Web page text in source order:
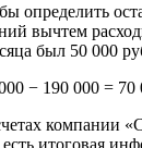
определить
вычтем
был 50 000
− 190 000 = 70
компании
итоговая